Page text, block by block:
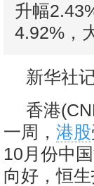
升幅
4.92%，
新华社
香港
一周， 港股
10月份中
向好，恒